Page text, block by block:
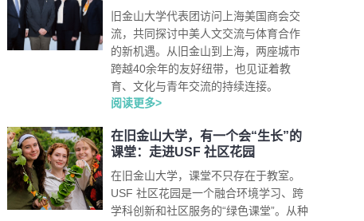
旧金山大学代表团访问上海美国商会交
流，共同探讨中美人文交流与体育合作
的新机遇。从旧金山到上海，两座城市
跨越40余年的友好纽带，也见证着教
育、文化与青年交流的持续连接。
阅读更多>
在旧金山大学，有一个会“生长”的
课堂：走进USF 社区花园
在旧金山大学，课堂不只存在于教室。
USF 社区花园是一个融合环境学习、跨
学科创新和社区服务的“绿色课堂”。从种